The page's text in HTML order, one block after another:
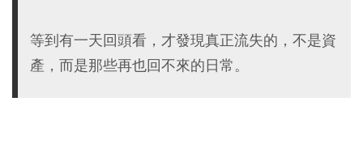
等到有一天回頭看，才發現真正流失的，不是資
產，而是那些再也回不來的日常。